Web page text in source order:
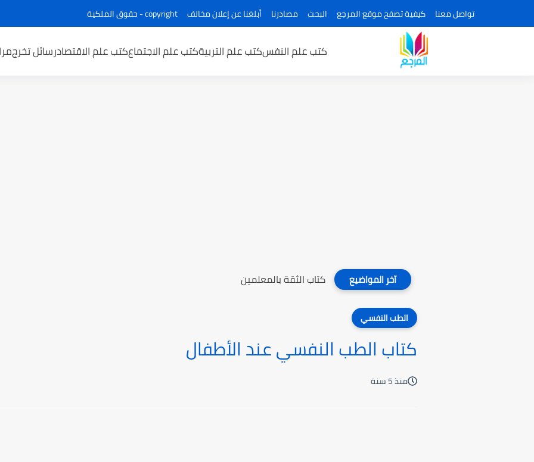
تواصل معنا كيفية تصفح موقع المرجع البحث مصادرنا أبلغنا عن إعلان مخالف copyright - حقوق الملكية
كتب علم النفسكتب علم التربيةكتب علم الاجتماعكتب علم الاقتصادرسائل تخرج
آخر المواضيع كتاب الثقة بالمعلمين
الطب النفسي
كتاب الطب النفسي عند الأطفال
منذ 5 سنة